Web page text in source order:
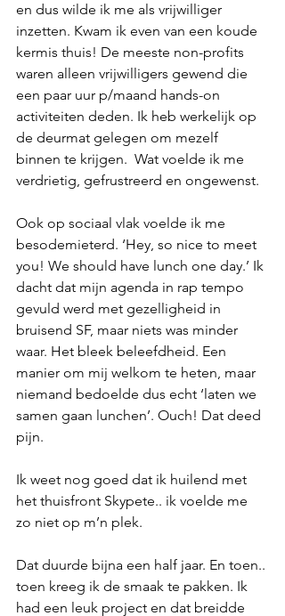
en dus wilde ik me als vrijwilliger
inzetten. Kwam ik even van een koude
kermis thuis! De meeste non-profits
waren alleen vrijwilligers gewend die
een paar uur p/maand hands-on
activiteiten deden. Ik heb werkelijk op
de deurmat gelegen om mezelf
binnen te krijgen.  Wat voelde ik me
verdrietig, gefrustreerd en ongewenst.
Ook op sociaal vlak voelde ik me
besodemieterd. ‘Hey, so nice to meet
you! We should have lunch one day.’ Ik
dacht dat mijn agenda in rap tempo
gevuld werd met gezelligheid in
bruisend SF, maar niets was minder
waar. Het bleek beleefdheid. Een
manier om mij welkom te heten, maar
niemand bedoelde dus echt ‘laten we
samen gaan lunchen’. Ouch! Dat deed
pijn.
Ik weet nog goed dat ik huilend met
het thuisfront Skypete.. ik voelde me
zo niet op m’n plek.
Dat duurde bijna een half jaar. En toen..
toen kreeg ik de smaak te pakken. Ik
had een leuk project en dat breidde